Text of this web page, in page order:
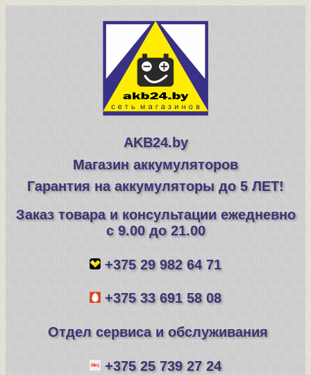
AKB24.by
Магазин аккумуляторов
Гарантия на аккумуляторы до 5 ЛЕТ!
Заказ товара и консультации ежедневно
с 9.00 до 21.00
+375 29 982 64 71
+375 33 691 58 08
Отдел сервиса и обслуживания
+375 25 739 27 24